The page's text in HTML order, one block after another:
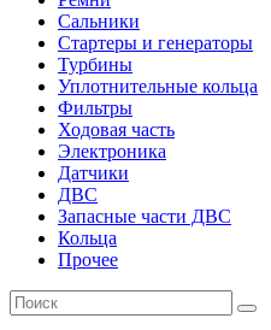
Сальники
Стартеры и генераторы
Турбины
Уплотнительные кольца
Фильтры
Ходовая часть
Электроника
Датчики
ДВС
Запасные части ДВС
Кольца
Прочее